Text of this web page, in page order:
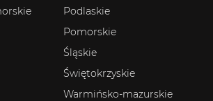
Podlaskie
Pomorskie
Śląskie
Świętokrzyskie
Warmińsko-mazurskie